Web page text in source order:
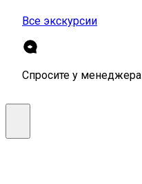
Все экскурсии
Спросите у менеджера